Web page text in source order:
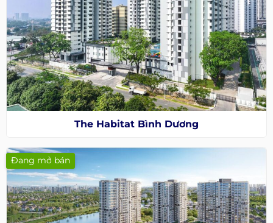
The Habitat Bình Dương
Đang mở bán